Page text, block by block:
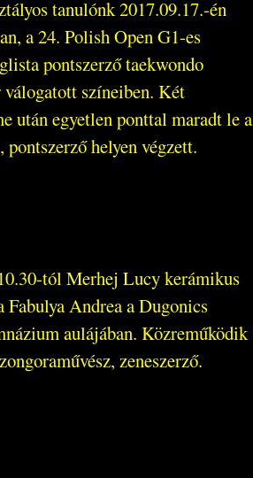
tanulónk 2017.09.17.-én
a 24. Polish Open G1-es
pontszerző taekwondo
válogatott színeiben. Két
után egyetlen ponttal maradt le a
helyen végzett.
tól Merhej Lucy kerámikus
Andrea a Dugonics
aulájában. Közreműködik
zeneszerző.